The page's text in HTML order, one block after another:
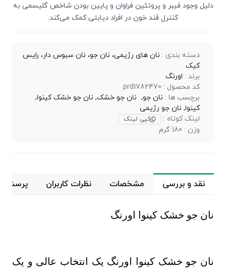
دلیل وجود فیبر و پروتئین فراوان و پایین بودن شاخص گلیسمی به
کنترل قند خون در افراد دیابتی کمک می‌کند.
دسته بندی : نان های رژیمی، نان جو، نان سبوس دار، رایس
کیک
برند : اورنگ
کد محصول : prd1782470
برچسب ها : نان جو, نان جو خشک, نان جو خشک کینوا,
کینوا, نان جو رژیمی
لینک کوتاه :
کپی لینک
وزن : 180 گرم
نقد و بررسی مشخصات نظرات کاربران پرسش
نان جو خشک کینوا اورنگ
نان جو خشک کینوا اورنگ یک انتخاب عالی و یک